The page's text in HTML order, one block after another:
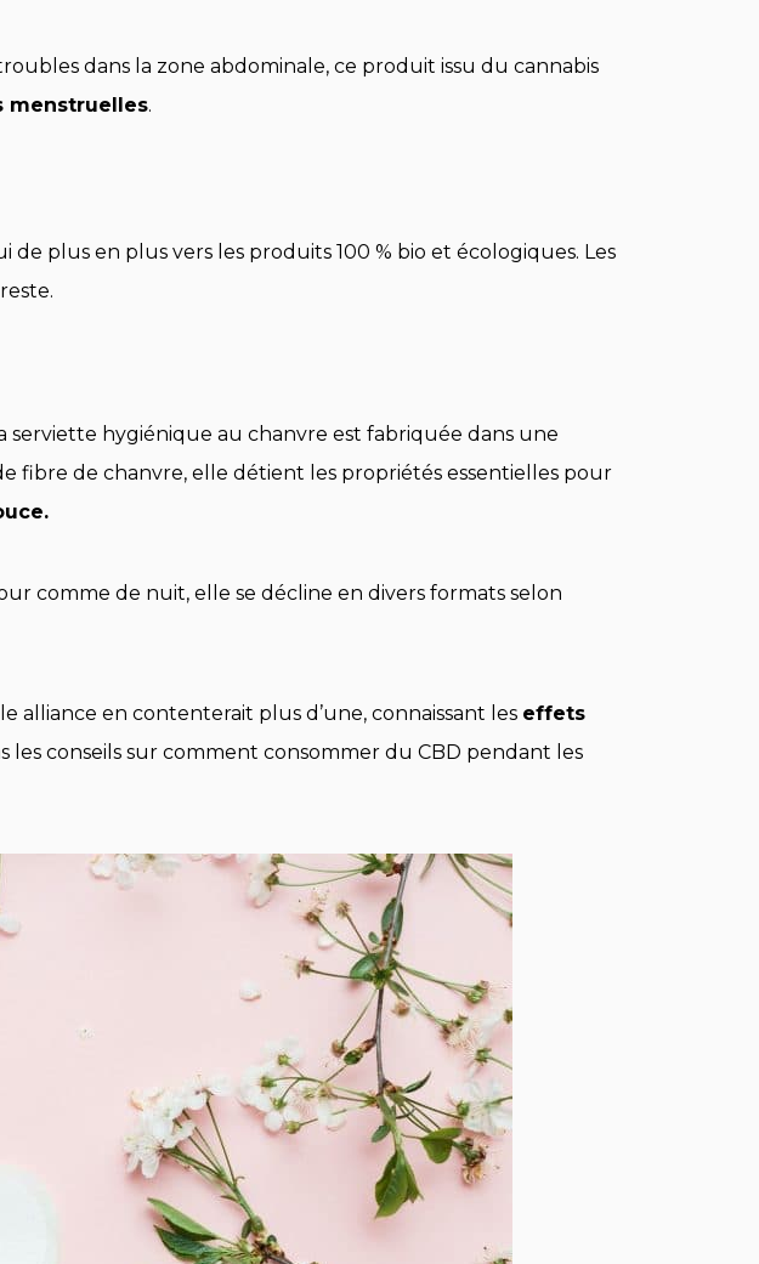
dans la zone abdominale, ce produit issu du cannabis
menstruelles.
plus en plus vers les produits 100 % bio et écologiques. Les
hygiénique au chanvre est fabriquée dans une
fibre de chanvre, elle détient les propriétés essentielles pour
comme de nuit, elle se décline en divers formats selon
alliance en contenterait plus d’une, connaissant les effets
les conseils sur comment consommer du CBD pendant les